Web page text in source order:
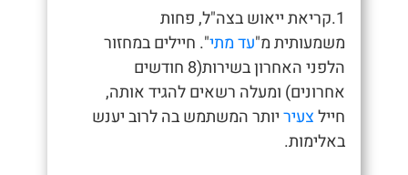
1.קריאת ייאוש בצה"ל, פחות
משמעותית מ"עד מתי". חיילים במחזור
הלפני האחרון בשירות(8 חודשים
אחרונים) ומעלה רשאים להגיד אותה,
חיילצעיריותר המשתמש בה לרוב יענש
באלימות.